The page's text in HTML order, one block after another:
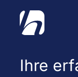
Ihre